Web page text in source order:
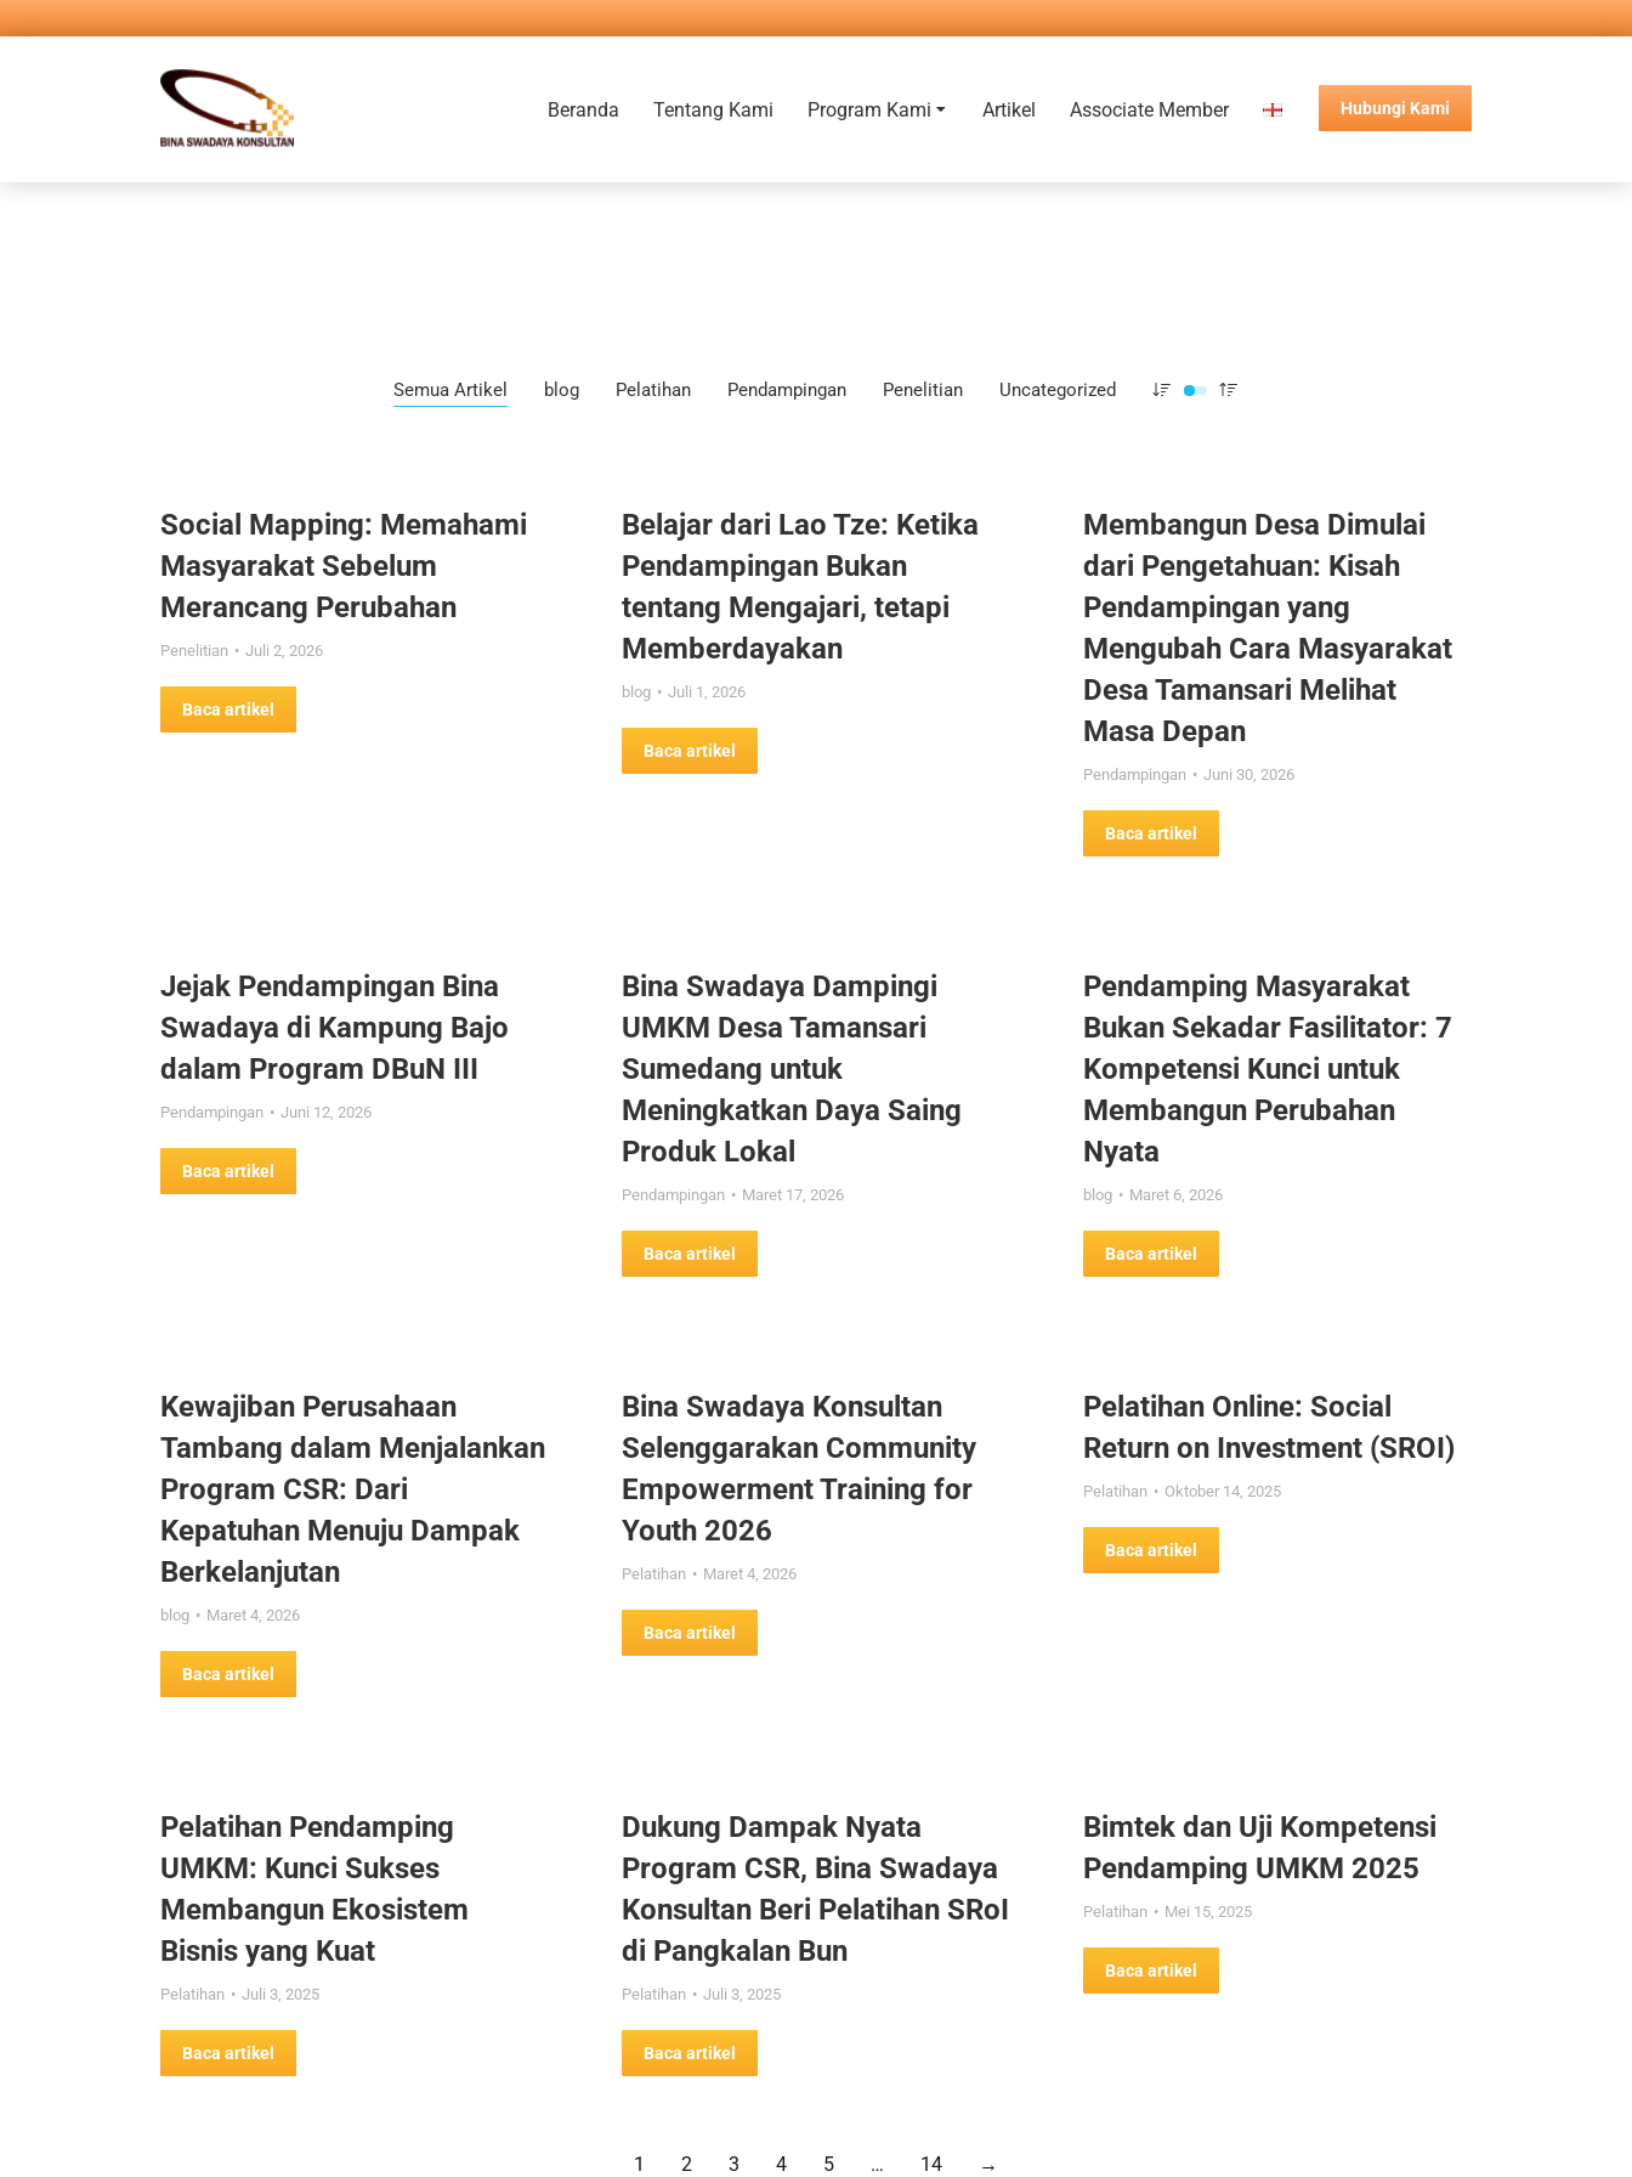
Beranda Tentang Kami Program Kami Artikel Associate Member Hubungi Kami
Semua Artikel blog Pelatihan Pendampingan Penelitian Uncategorized
Social Mapping: Memahami
Masyarakat Sebelum
Merancang Perubahan
Penelitian Juli 2, 2026
Baca artikel
Belajar dari Lao Tze: Ketika
Pendampingan Bukan
tentang Mengajari, tetapi
Memberdayakan
blog Juli 1, 2026
Baca artikel
Membangun Desa Dimulai
dari Pengetahuan: Kisah
Pendampingan yang
Mengubah Cara Masyarakat
Desa Tamansari Melihat
Masa Depan
Pendampingan Juni 30, 2026
Baca artikel
Jejak Pendampingan Bina
Swadaya di Kampung Bajo
dalam Program DBuN III
Pendampingan Juni 12, 2026
Baca artikel
Bina Swadaya Dampingi
UMKM Desa Tamansari
Sumedang untuk
Meningkatkan Daya Saing
Produk Lokal
Pendampingan Maret 17, 2026
Baca artikel
Pendamping Masyarakat
Bukan Sekadar Fasilitator: 7
Kompetensi Kunci untuk
Membangun Perubahan
Nyata
blog Maret 6, 2026
Baca artikel
Kewajiban Perusahaan
Tambang dalam Menjalankan
Program CSR: Dari
Kepatuhan Menuju Dampak
Berkelanjutan
blog Maret 4, 2026
Baca artikel
Bina Swadaya Konsultan
Selenggarakan Community
Empowerment Training for
Youth 2026
Pelatihan Maret 4, 2026
Baca artikel
Pelatihan Online: Social
Return on Investment (SROI)
Pelatihan Oktober 14, 2025
Baca artikel
Pelatihan Pendamping
UMKM: Kunci Sukses
Membangun Ekosistem
Bisnis yang Kuat
Pelatihan Juli 3, 2025
Baca artikel
Dukung Dampak Nyata
Program CSR, Bina Swadaya
Konsultan Beri Pelatihan SRoI
di Pangkalan Bun
Pelatihan Juli 3, 2025
Baca artikel
Bimtek dan Uji Kompetensi
Pendamping UMKM 2025
Pelatihan Mei 15, 2025
Baca artikel
1 2 3 4 5 … 14 →